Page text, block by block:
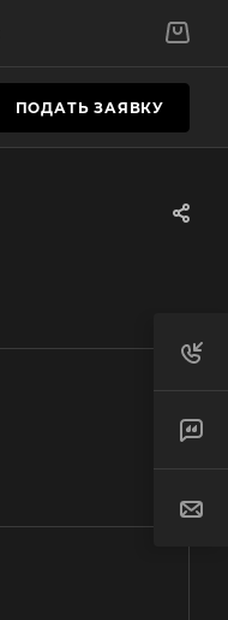
ПОДАТЬ ЗАЯВКУ